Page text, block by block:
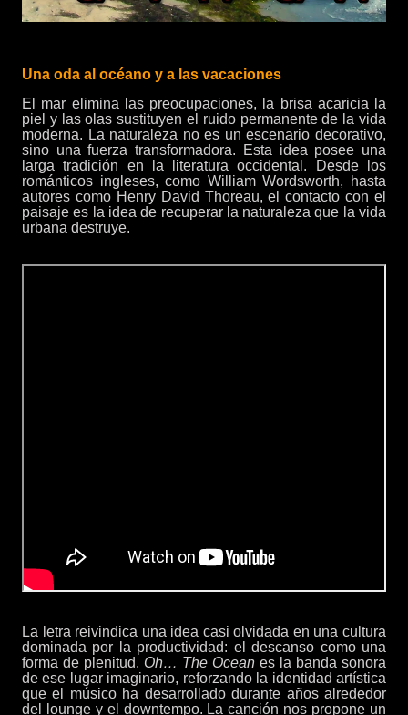
Una oda al océano y a las vacaciones
El mar elimina las preocupaciones, la brisa acaricia la
piel y las olas sustituyen el ruido permanente de la vida
moderna. La naturaleza no es un escenario decorativo,
sino una fuerza transformadora. Esta idea posee una
larga tradición en la literatura occidental. Desde los
románticos ingleses, como William Wordsworth, hasta
autores como Henry David Thoreau, el contacto con el
paisaje es la idea de recuperar la naturaleza que la vida
urbana destruye.
La letra reivindica una idea casi olvidada en una cultura
dominada por la productividad: el descanso como una
forma de plenitud. Oh… The Ocean es la banda sonora
de ese lugar imaginario, reforzando la identidad artística
que el músico ha desarrollado durante años alrededor
del lounge y el downtempo. La canción nos propone un